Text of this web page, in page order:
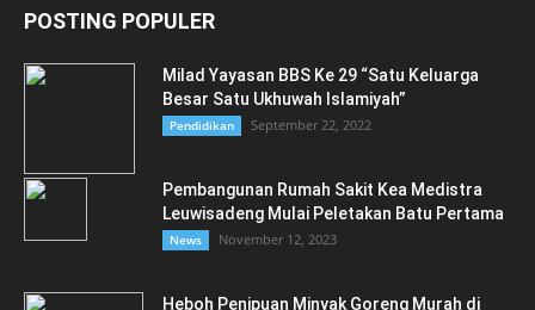
POSTING POPULER
Milad Yayasan BBS Ke 29 “Satu Keluarga
Besar Satu Ukhuwah Islamiyah”
Pendidikan September 22, 2022
Pembangunan Rumah Sakit Kea Medistra
Leuwisadeng Mulai Peletakan Batu Pertama
News November 12, 2023
Heboh Penipuan Minyak Goreng Murah di